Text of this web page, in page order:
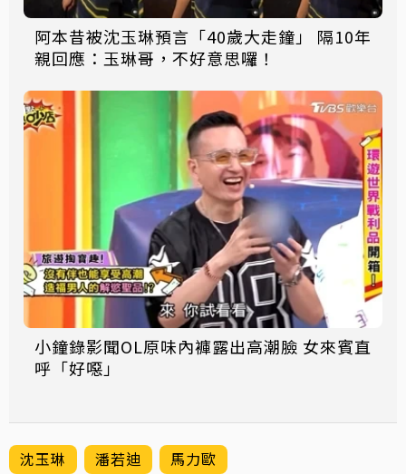
阿本昔被沈玉琳預言「40歲大走鐘」 隔10年
親回應：玉琳哥，不好意思囉！
小鐘錄影聞OL原味內褲露出高潮臉 女來賓直
呼「好噁」
沈玉琳 潘若迪 馬力歐